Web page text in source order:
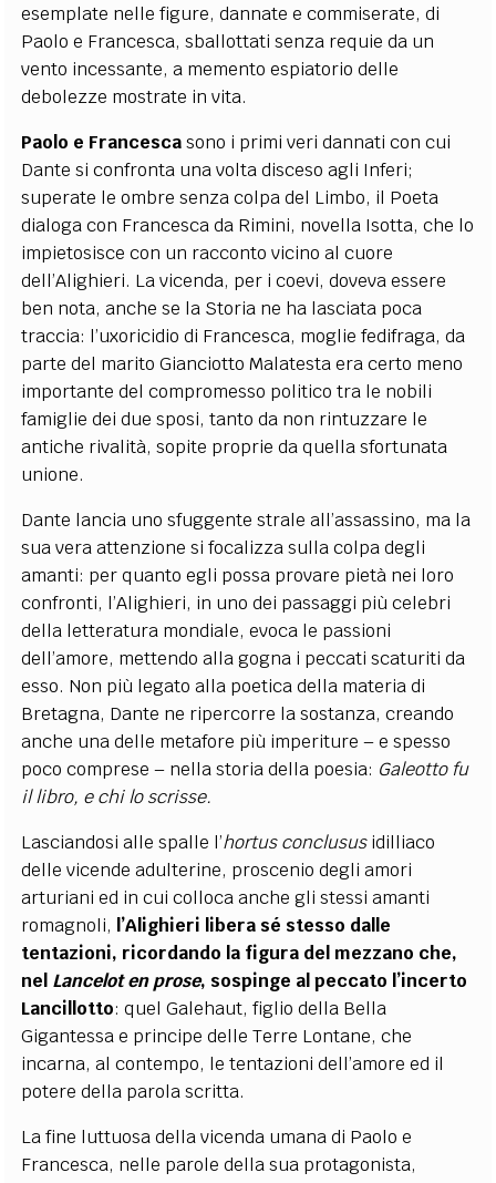
esemplate nelle figure, dannate e commiserate, di
Paolo e Francesca, sballottati senza requie da un
vento incessante, a memento espiatorio delle
debolezze mostrate in vita.
Paolo e Francescasono i primi veri dannati con cui
Dante si confronta una volta disceso agli Inferi;
superate le ombre senza colpa del Limbo, il Poeta
dialoga con Francesca da Rimini, novella Isotta, che lo
impietosisce con un racconto vicino al cuore
dell’Alighieri. La vicenda, per i coevi, doveva essere
ben nota, anche se la Storia ne ha lasciata poca
traccia: l’uxoricidio di Francesca, moglie fedifraga, da
parte del marito Gianciotto Malatesta era certo meno
importante del compromesso politico tra le nobili
famiglie dei due sposi, tanto da non rintuzzare le
antiche rivalità, sopite proprie da quella sfortunata
unione.
Dante lancia uno sfuggente strale all’assassino, ma la
sua vera attenzione si focalizza sulla colpa degli
amanti: per quanto egli possa provare pietà nei loro
confronti, l’Alighieri, in uno dei passaggi più celebri
della letteratura mondiale, evoca le passioni
dell’amore, mettendo alla gogna i peccati scaturiti da
esso. Non più legato alla poetica della materia di
Bretagna, Dante ne ripercorre la sostanza, creando
anche una delle metafore più imperiture – e spesso
poco comprese – nella storia della poesia: Galeotto fu
il libro, e chi lo scrisse.
Lasciandosi alle spalle l’hortus conclususidilliaco
delle vicende adulterine, proscenio degli amori
arturiani ed in cui colloca anche gli stessi amanti
romagnoli, l’Alighieri libera sé stesso dalle
tentazioni, ricordando la figura del mezzano che,
nel Lancelot en prose, sospinge al peccato l’incerto
Lancillotto: quel Galehaut, figlio della Bella
Gigantessa e principe delle Terre Lontane, che
incarna, al contempo, le tentazioni dell’amore ed il
potere della parola scritta.
La fine luttuosa della vicenda umana di Paolo e
Francesca, nelle parole della sua protagonista,